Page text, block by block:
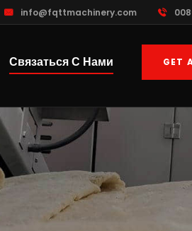
info@fqttmachinery.com
Связаться С Нами GET